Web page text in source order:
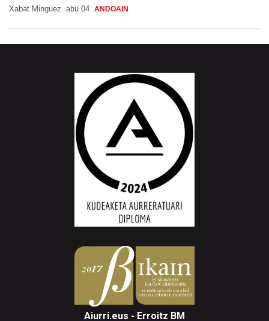
Xabat Minguez abu 04 ANDOAIN
Aiurri.eus - Erroitz BM